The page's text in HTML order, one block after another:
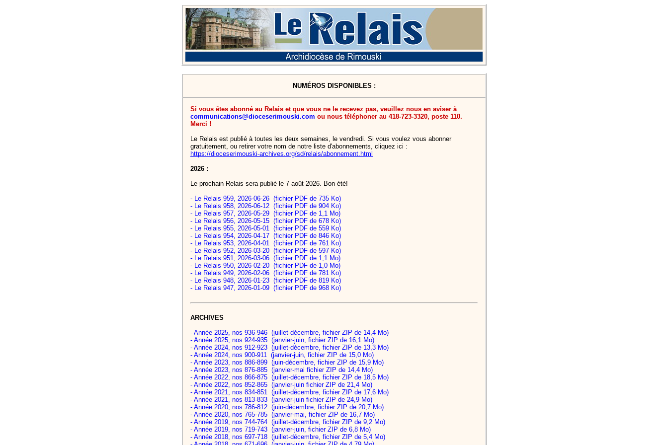
NUMÉROS DISPONIBLES :
Si vous êtes abonné au Relais et que vous ne le recevez pas, veuillez nous en aviser à
communications@dioceserimouski.com ou nous téléphoner au 418-723-3320, poste 110.
Merci !
Le Relais est publié à toutes les deux semaines, le vendredi. Si vous voulez vous abonner
gratuitement, ou retirer votre nom de notre liste d'abonnements, cliquez ici :
https://dioceserimouski-archives.org/sd/relais/abonnement.html
2026 :
Le prochain Relais sera publié le 7 août 2026. Bon été!
- Le Relais 959, 2026-06-26 (fichier PDF de 735 Ko)
- Le Relais 958, 2026-06-12 (fichier PDF de 904 Ko)
- Le Relais 957, 2026-05-29 (fichier PDF de 1,1 Mo)
- Le Relais 956, 2026-05-15 (fichier PDF de 678 Ko)
- Le Relais 955, 2026-05-01 (fichier PDF de 559 Ko)
- Le Relais 954, 2026-04-17 (fichier PDF de 846 Ko)
- Le Relais 953, 2026-04-01 (fichier PDF de 761 Ko)
- Le Relais 952, 2026-03-20 (fichier PDF de 597 Ko)
- Le Relais 951, 2026-03-06 (fichier PDF de 1,1 Mo)
- Le Relais 950, 2026-02-20 (fichier PDF de 1,0 Mo)
- Le Relais 949, 2026-02-06 (fichier PDF de 781 Ko)
- Le Relais 948, 2026-01-23 (fichier PDF de 819 Ko)
- Le Relais 947, 2026-01-09 (fichier PDF de 968 Ko)
ARCHIVES
- Année 2025, nos 936-946 (juillet-décembre, fichier ZIP de 14,4 Mo)
- Année 2025, nos 924-935 (janvier-juin, fichier ZIP de 16,1 Mo)
- Année 2024, nos 912-923 (juillet-décembre, fichier ZIP de 13,3 Mo)
- Année 2024, nos 900-911 (janvier-juin, fichier ZIP de 15,0 Mo)
- Année 2023, nos 886-899 (juin-décembre, fichier ZIP de 15,9 Mo)
- Année 2023, nos 876-885 (janvier-mai fichier ZIP de 14,4 Mo)
- Année 2022, nos 866-875 (juillet-décembre, fichier ZIP de 18,5 Mo)
- Année 2022, nos 852-865 (janvier-juin fichier ZIP de 21,4 Mo)
- Année 2021, nos 834-851 (juillet-décembre, fichier ZIP de 17,6 Mo)
- Année 2021, nos 813-833 (janvier-juin fichier ZIP de 24,9 Mo)
- Année 2020, nos 786-812 (juin-décembre, fichier ZIP de 20,7 Mo)
- Année 2020, nos 765-785 (janvier-mai, fichier ZIP de 16,7 Mo)
- Année 2019, nos 744-764 (juillet-décembre, fichier ZIP de 9,2 Mo)
- Année 2019, nos 719-743 (janvier-juin, fichier ZIP de 6,8 Mo)
- Année 2018, nos 697-718 (juillet-décembre, fichier ZIP de 5,4 Mo)